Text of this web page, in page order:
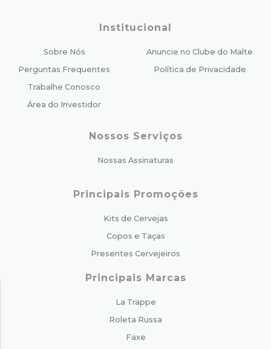
Institucional
Sobre Nós
Perguntas Frequentes
Trabalhe Conosco
Área do Investidor
Anuncie no Clube do Malte
Política de Privacidade
Nossos Serviços
Nossas Assinaturas
Principais Promoções
Kits de Cervejas
Copos e Taças
Presentes Cervejeiros
Principais Marcas
La Trappe
Roleta Russa
Faxe